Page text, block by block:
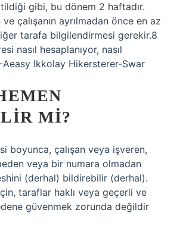
gibi, bu dönem 2 haftadır.
ve çalışanın ayrılmadan önce en az
tarafa bilgilendirmesi gerekir.8
nasıl hesaplanıyor, nasıl
Aeasy Ikkolay Hikersterer-Swar
MI?
boyunca, çalışan veya işveren,
veya bir numara olmadan
(derhal) bildirebilir (derhal).
taraflar haklı veya geçerli ve
güvenmek zorunda değildir